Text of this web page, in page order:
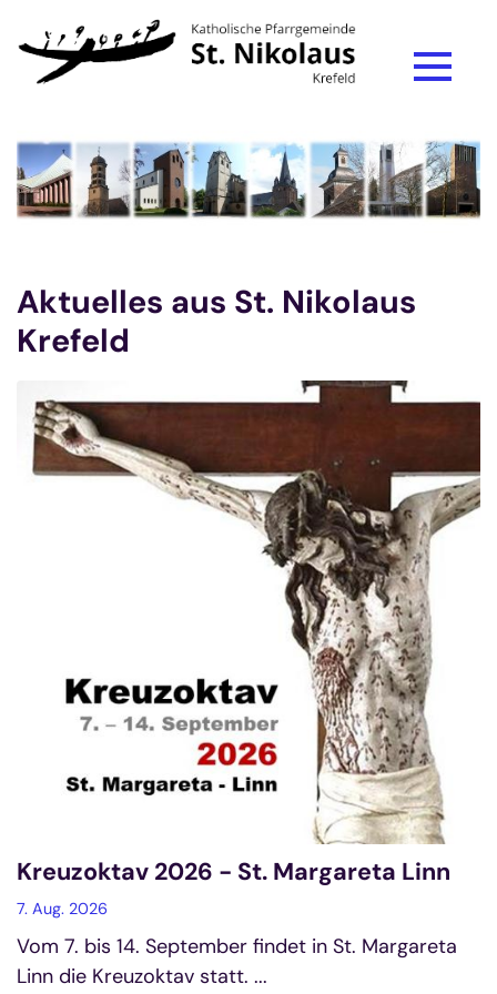
Zum Inhalt springen
Aktuelles aus St. Nikolaus
Krefeld
Kreuzoktav 2026 - St. Margareta Linn
7. Aug. 2026
Vom 7. bis 14. September findet in St. Margareta
Linn die Kreuzoktav statt. ...